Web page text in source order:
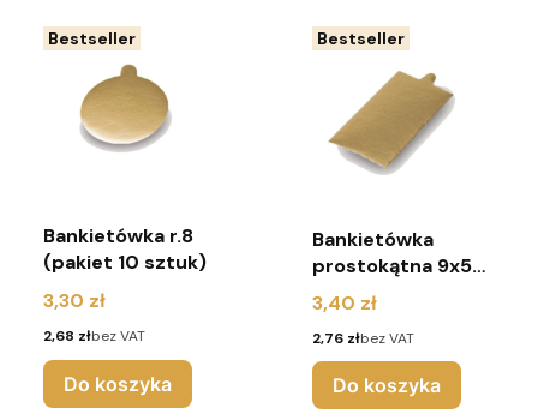
Bestseller
Bankietówka r.8
(pakiet 10 sztuk)
Cena
3,30 zł
Cena
2,68 złbez VAT
Do koszyka
Bestseller
Bankietówka
prostokątna 9x5
(pakiet 10 sztuk)
Cena
3,40 zł
Cena
2,76 złbez VAT
Do koszyka